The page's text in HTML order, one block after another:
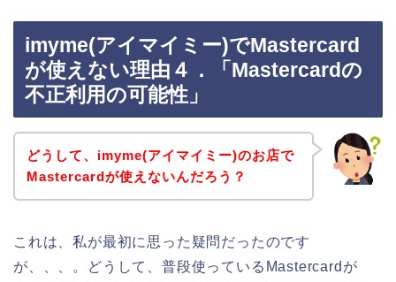
imyme(アイマイミー)でMastercard
が使えない理由４．「Mastercardの
不正利用の可能性」
どうして、imyme(アイマイミー)のお店で
Mastercardが使えないんだろう？
これは、私が最初に思った疑問だったのです
が、、、。どうして、普段使っているMastercardが